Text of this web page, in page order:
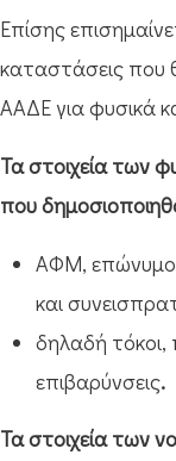
Επίσης
καταστάσεις που
ΑΑΔΕ για φυσικά
Τα στοιχεία των
που
ΑΦΜ,
και
δηλαδή τόκοι,
επιβαρύνσεις.
Τα στοιχεία των